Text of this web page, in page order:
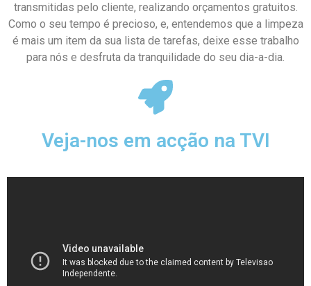
transmitidas pelo cliente, realizando orçamentos gratuitos.
Como o seu tempo é precioso, e, entendemos que a limpeza
é mais um item da sua lista de tarefas, deixe esse trabalho
para nós e desfruta da tranquilidade do seu dia-a-dia.
Veja-nos em acção na TVI